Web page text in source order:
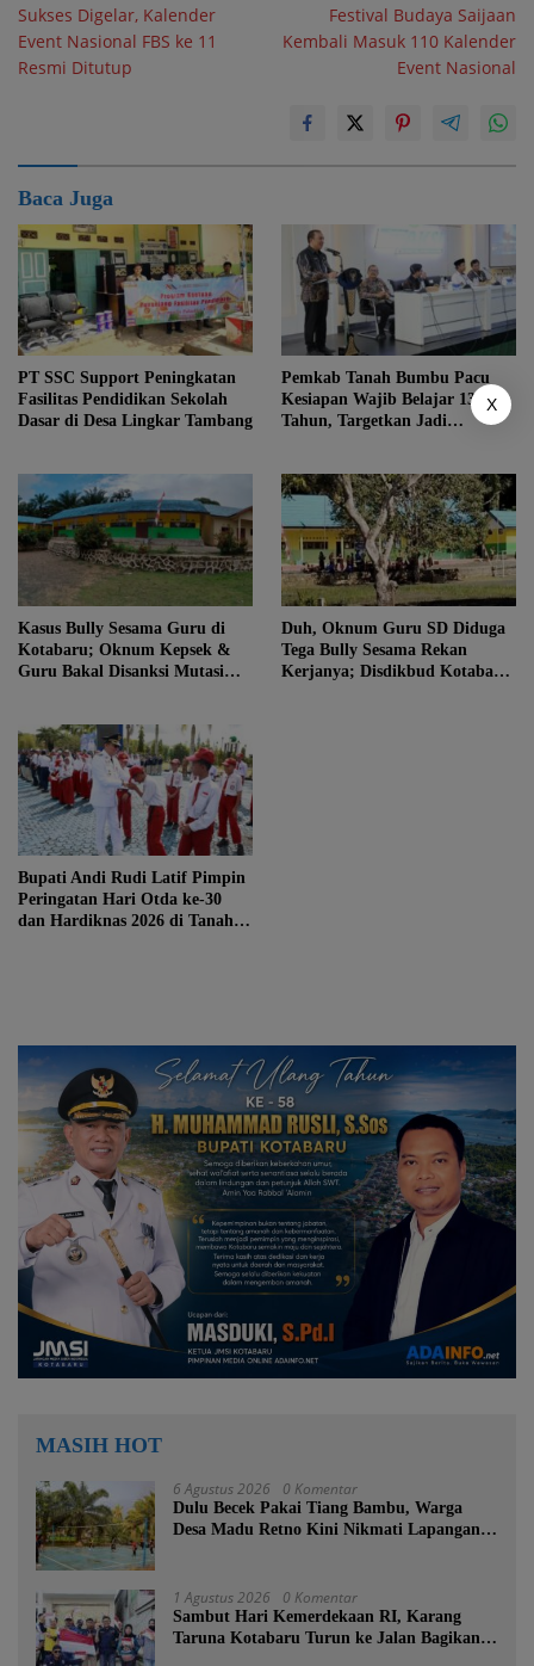
pos
Sukses Digelar, Kalender
Event Nasional FBS ke 11
Resmi Ditutup
Festival Budaya Saijaan
Kembali Masuk 110 Kalender
Event Nasional
Baca Juga
PT SSC Support Peningkatan
Fasilitas Pendidikan Sekolah
Dasar di Desa Lingkar Tambang
Pemkab Tanah Bumbu Pacu
Kesiapan Wajib Belajar 13
Tahun, Targetkan Jadi
Kasus Bully Sesama Guru di
Kotabaru; Oknum Kepsek &
Guru Bakal Disanksi Mutasi
Duh, Oknum Guru SD Diduga
Tega Bully Sesama Rekan
Kerjanya; Disdikbud Kotabaru
Bupati Andi Rudi Latif Pimpin
Peringatan Hari Otda ke-30
dan Hardiknas 2026 di Tanah
MASIH HOT
6 Agustus 2026 0 Komentar
Dulu Becek Pakai Tiang Bambu, Warga
Desa Madu Retno Kini Nikmati Lapangan
1 Agustus 2026 0 Komentar
Sambut Hari Kemerdekaan RI, Karang
Taruna Kotabaru Turun ke Jalan Bagikan
X